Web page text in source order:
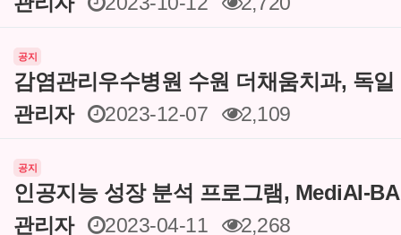
공지
감염관리우수병원 수원 더채움치과, 독
관리자
2023-12-07 2,109
공지
인공지능 성장 분석 프로그램, MediAI-
관리자
2023-04-11 2,268